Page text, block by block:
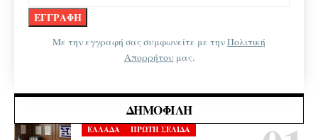
Με την εγγραφή σας συμφωνείτε με τηνΠολιτική
Απορρήτου μας.
ΔΗΜΟΦΙΛΉ
ΕΛΛΑΔΑ ΠΡΩΤΗ ΣΕΛΙΔΑ